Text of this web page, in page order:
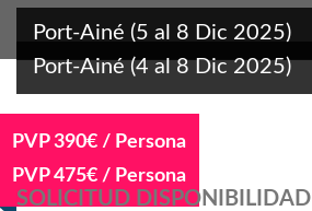
PVP 390€ / Persona
Port-Ainé (5 al 8 Dic 2025)
PVP 475€ / Persona
Port-Ainé (4 al 8 Dic 2025)
SOLICITUD DISPONIBILIDAD